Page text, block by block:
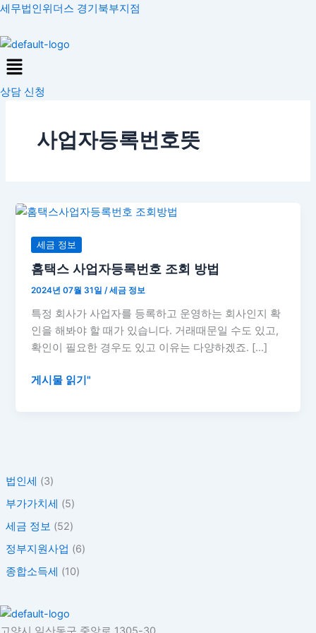
콘
츠
로
건
너
세무법인위더스 경기북부지점
Menu
상담 신청
법인세 (3)
부가가치세 (5)
세금 정보 (52)
정부지원사업 (6)
종합소득세 (10)
사업자등록번호뜻
세금 정보
홈택스 사업자등록번호 조회 방법
2024년 07월 31일/세금 정보
특정 회사가 사업자를 등록하고 운영하는 회사인지 확
인을 해봐야 할 때가 있습니다. 거래때문일 수도 있고,
확인이 필요한 경우도 있고 이유는 다양하겠죠. […]
홈
스
사
업
자
등
록
번
조
게시물 읽기"